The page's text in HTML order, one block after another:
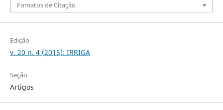
Fomatos de Citação
Edição
v. 20 n. 4 (2015): IRRIGA
Seção
Artigos